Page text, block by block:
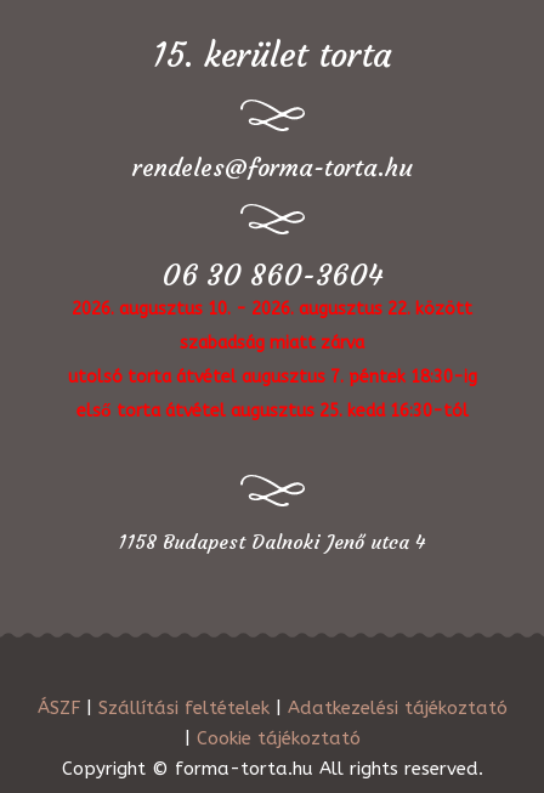
15. kerület torta
rendeles@forma-torta.hu
06 30 860-3604
2026. augusztus 10. - 2026. augusztus 22. között
szabadság miatt zárva
utolsó torta átvétel augusztus 7. péntek 18:30-ig
első torta átvétel augusztus 25. kedd 16:30-tól
1158 Budapest Dalnoki Jenő utca 4
ÁSZF| Szállítási feltételek| Adatkezelési tájékoztató
Cookie tájékoztató
Copyright © forma-torta.hu All rights reserved.